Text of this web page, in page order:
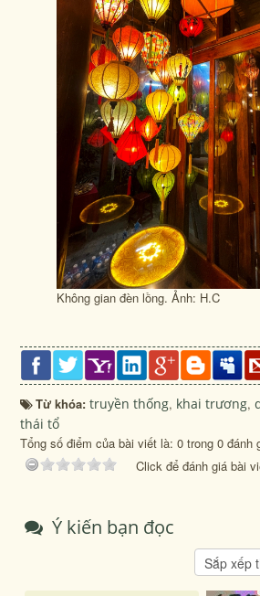
Không gian đèn lồng. Ảnh: H.C
Từ khóa:truyền thống, khai trương,
thái tổ
Tổng số điểm của bài viết là: 0 trong 0 đánh
Click để đánh giá bài
Ý kiến bạn đọc